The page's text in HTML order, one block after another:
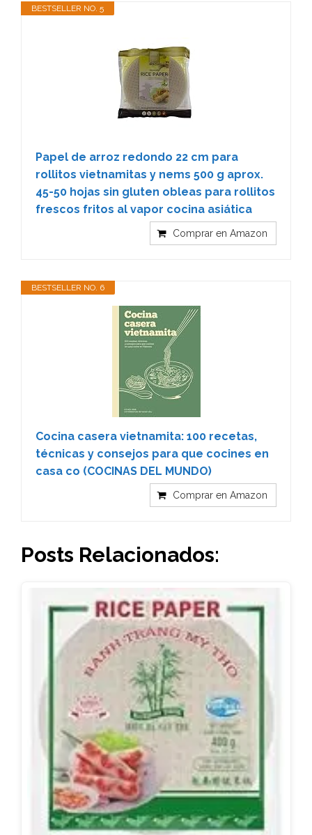
BESTSELLER NO. 5
Papel de arroz redondo 22 cm para
rollitos vietnamitas y nems 500 g aprox.
45-50 hojas sin gluten obleas para rollitos
frescos fritos al vapor cocina asiática
Comprar en Amazon
BESTSELLER NO. 6
Cocina casera vietnamita: 100 recetas,
técnicas y consejos para que cocines en
casa co (COCINAS DEL MUNDO)
Comprar en Amazon
Posts Relacionados: